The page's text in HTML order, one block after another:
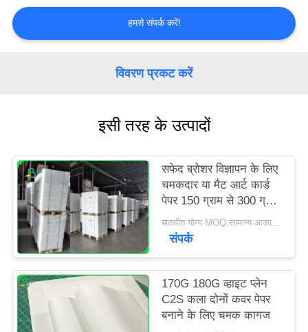
मामलों
हमसे संपर्क करें!
विवरण प्रकट करें
इसी तरह के उत्पादों
सफेद ब्रोशर विज्ञापन के लिए
चमकदार या मैट आर्ट कार्ड
पेपर 150 ग्राम से 300 ग्राम
तक
बातचीत योग्य MOQ:सामान्य आकार के लिए 1 टन और विशेष आकार के लिए 10 टन
संपर्क
170G 180G व्हाइट प्लेन
C2S कला दोनों कवर पेपर
बनाने के लिए चमक कागज